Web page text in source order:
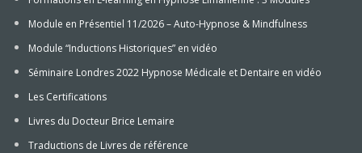
Module en Présentiel 11/2026 – Auto-Hypnose & Mindfulness
Module “Inductions Historiques” en vidéo
Séminaire Londres 2022 Hypnose Médicale et Dentaire en vidéo
Les Certifications
Livres du Docteur Brice Lemaire
Traductions de Livres de référence